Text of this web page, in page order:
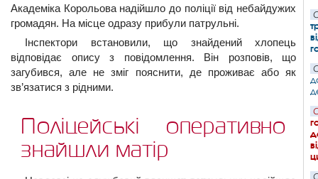
Академіка Корольова надійшло до поліції від небайдужих
громадян. На місце одразу прибули патрульні.
Інспектори встановили, що знайдений хлопець
відповідає опису з повідомлення. Він розповів, що
загубився, але не зміг пояснити, де проживає або як
зв’язатися з рідними.
Поліцейські оперативно
знайшли матір